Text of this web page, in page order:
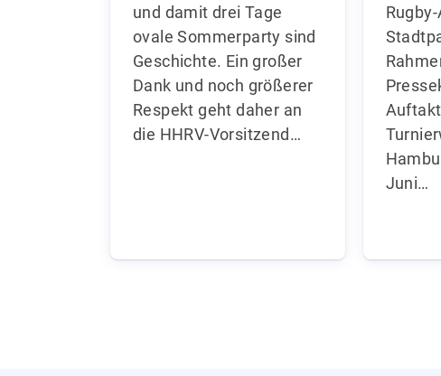
und damit drei Tage
ovale Sommerparty sind
Geschichte. Ein großer
Dank und noch größerer
Respekt geht daher an
die HHRV-Vorsitzend…
Juni…